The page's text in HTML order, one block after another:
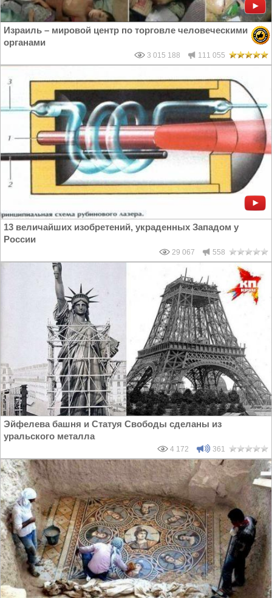
Израиль – мировой центр по торговле человеческими
органами
3 015 188 111 055
13 величайших изобретений, украденных Западом у
России
29 067 558
Эйфелева башня и Статуя Свободы сделаны из
уральского металла
4 172 361